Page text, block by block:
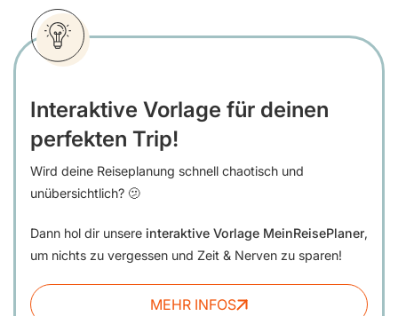
Interaktive Vorlage für deinen
perfekten Trip!
Wird deine Reiseplanung schnell chaotisch und
unübersichtlich? 🫤
Dann hol dir unsere interaktive Vorlage MeinReisePlaner,
um nichts zu vergessen und Zeit & Nerven zu sparen!
MEHR INFOS